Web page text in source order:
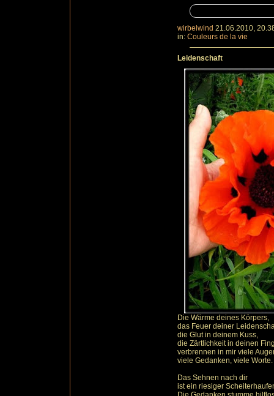
wirbelwind 21.06.2010,
in: Couleurs de la vie
Leidenschaft
Die Wärme deines Körpers,
das Feuer deiner
die Glut in deinem Kuss,
die Zärtlichkeit in deinen
verbrennen in mir viele
viele Gedanken, viele Worte.
Das Sehnen nach dir
ist ein riesiger